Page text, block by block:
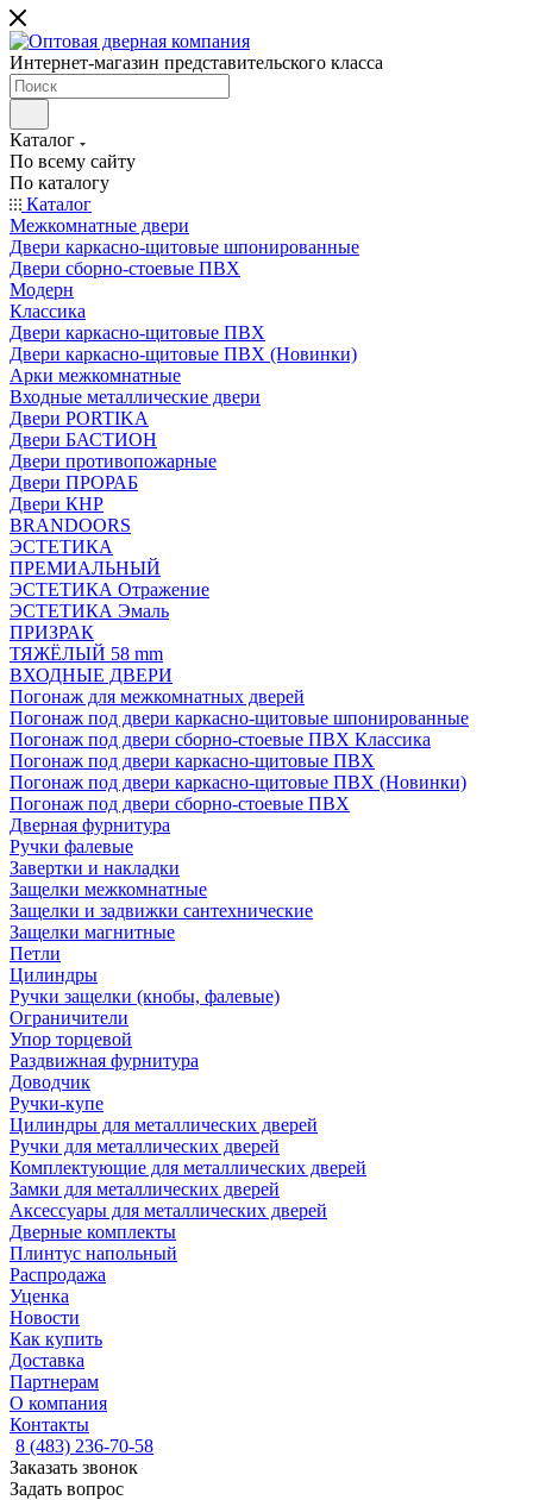
Интернет-магазин представительского класса
Каталог
По всему сайту
По каталогу
Каталог
Межкомнатные двери
Двери каркасно-щитовые шпонированные
Двери сборно-стоевые ПВХ
Модерн
Классика
Двери каркасно-щитовые ПВХ
Двери каркасно-щитовые ПВХ (Новинки)
Арки межкомнатные
Входные металлические двери
Двери PORTIKA
Двери БАСТИОН
Двери противопожарные
Двери ПРОРАБ
Двери КНР
BRANDOORS
ЭСТЕТИКА
ПРЕМИАЛЬНЫЙ
ЭСТЕТИКА Отражение
ЭСТЕТИКА Эмаль
ПРИЗРАК
ТЯЖЁЛЫЙ 58 mm
ВХОДНЫЕ ДВЕРИ
Погонаж для межкомнатных дверей
Погонаж под двери каркасно-щитовые шпонированные
Погонаж под двери сборно-стоевые ПВХ Классика
Погонаж под двери каркасно-щитовые ПВХ
Погонаж под двери каркасно-щитовые ПВХ (Новинки)
Погонаж под двери сборно-стоевые ПВХ
Дверная фурнитура
Ручки фалевые
Завертки и накладки
Защелки межкомнатные
Защелки и задвижки сантехнические
Защелки магнитные
Петли
Цилиндры
Ручки защелки (кнобы, фалевые)
Ограничители
Упор торцевой
Раздвижная фурнитура
Доводчик
Ручки-купе
Цилиндры для металлических дверей
Ручки для металлических дверей
Комплектующие для металлических дверей
Замки для металлических дверей
Аксессуары для металлических дверей
Дверные комплекты
Плинтус напольный
Распродажа
Уценка
Новости
Как купить
Доставка
Партнерам
О компания
Контакты
8 (483) 236-70-58
Заказать звонок
Задать вопрос